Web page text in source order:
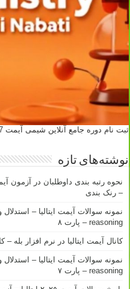
ثبت نام دوره جامع آنلاین شیمی آیمت 2027 ایتالیا - استاد مهدی نباتی
نوشته‌های تازه
– رنک بندی
reasoning – پارت ۸
کانال آیمت ایتالیا در نرم افزار بله
reasoning – پارت ۷